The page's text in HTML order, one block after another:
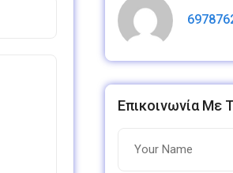
Επικοινωνία Με